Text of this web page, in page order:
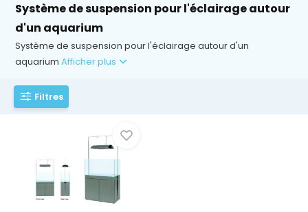
Système de suspension pour l'éclairage autour
d'un aquarium
Système de suspension pour l'éclairage autour d'un
aquariumAfficher plus
Filtres